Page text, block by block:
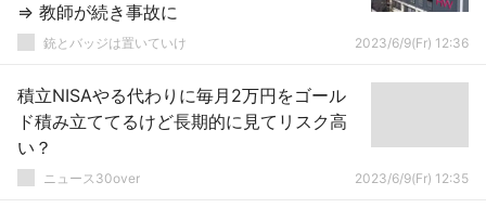
⇒ 教師が続き事故に
銃とバッジは置いていけ 2023/6/9(Fr) 12:36
積立NISAやる代わりに毎月2万円をゴール
ド積み立ててるけど長期的に見てリスク高
い？
ニュース30over 2023/6/9(Fr) 12:35